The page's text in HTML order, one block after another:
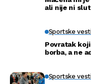
ali nije ni
Sportske
Povratak
borba, a ne
Sportske